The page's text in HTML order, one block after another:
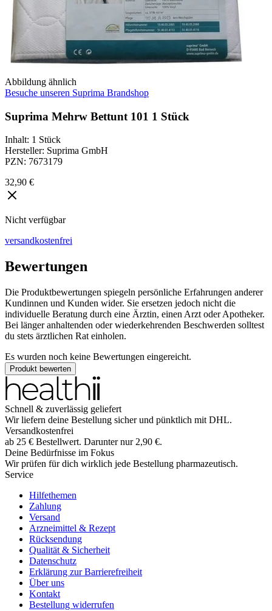
Abbildung ähnlich
Besuche unseren Suprima Brandshop
Suprima Mehrw Bettunt 101 1 Stück
Inhalt: 1 Stück
Hersteller: Suprima GmbH
PZN: 7673179
32,90 €
Nicht verfügbar
versandkostenfrei
Bewertungen
Die Produktbewertungen spiegeln persönliche Erfahrungen anderer
Kundinnen und Kunden wider. Sie ersetzen jedoch nicht die
individuelle Beratung durch eine Ärztin, einen Arzt oder Apotheker.
Bei länger anhaltenden oder wiederkehrenden Beschwerden solltest
du stets ärztlichen Rat einholen.
Es wurden noch keine Bewertungen eingereicht.
Produkt bewerten
Schnell & zuverlässig geliefert
Wir liefern deine Bestellung sicher und pünktlich mit DHL.
Versandkostenfrei
ab 25 € Bestellwert. Darunter nur 2,90 €.
Deine Bedürfnisse im Fokus
Wir prüfen für dich wirklich jede Bestellung pharmazeutisch.
Service
Hilfethemen
Zahlung
Versand
Arzneimittel & Rezept
Rücksendung
Qualität & Sicherheit
Datenschutz
Erklärung zur Barrierefreiheit
Über uns
Kontakt
Bestellung widerrufen